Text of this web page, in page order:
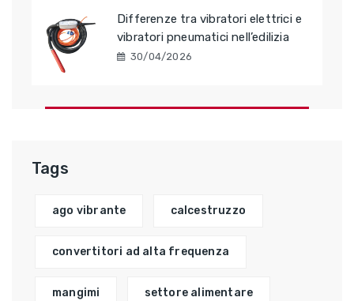
Differenze tra vibratori elettrici e
vibratori pneumatici nell’edilizia
30/04/2026
Tags
ago vibrante calcestruzzo
convertitori ad alta frequenza
mangimi settore alimentare